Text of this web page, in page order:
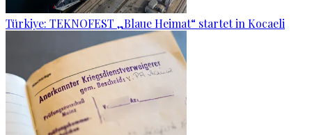
Türkiye: TEKNOFEST „Blaue Heimat“ startet in Kocaeli